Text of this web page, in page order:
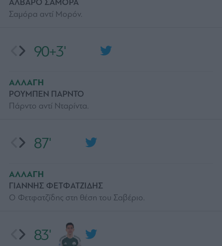
83'
87'
ΑΛΛΑΓΗ
ΓΙΑΝΝΗΣ ΦΕΤΦΑΤΖΙΔΗΣ
Ο Φετφατζίδης στη θέση του Σαβέριο.
90+3'
ΑΛΛΑΓΗ
ΡΟΥΜΠΕΝ ΠΑΡΝΤΟ
Πάρντο αντί Νταρίντα.
ΑΛΒΑΡΟ ΣΑΜΟΡΑ
Σαμόρα αντί Μορόν.